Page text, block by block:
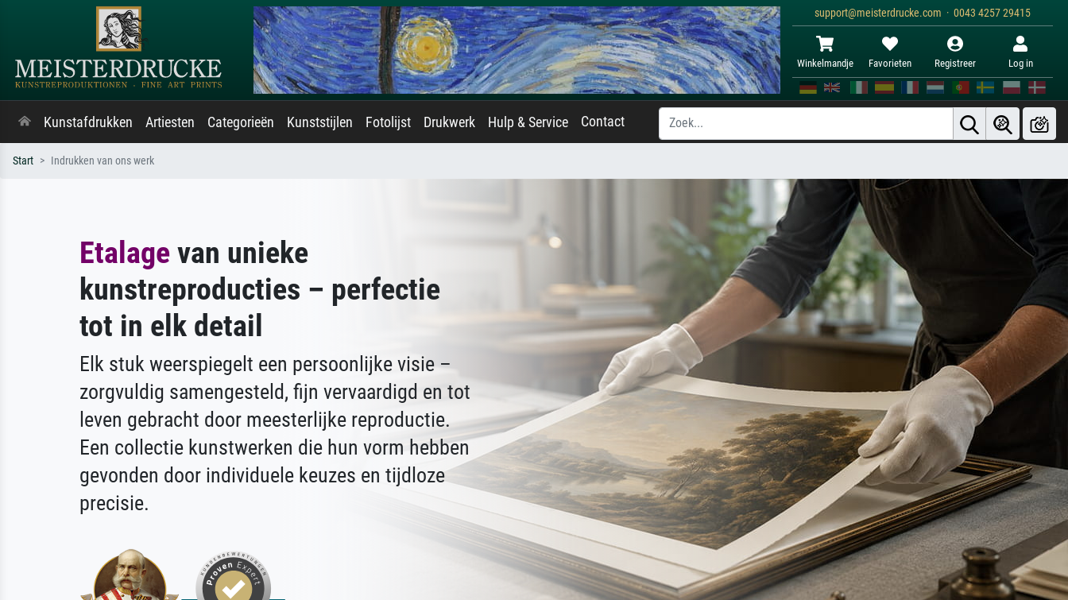
support@meisterdrucke.com · 0043 4257 29415
Winkelmandje Favorieten Registreer Log in
Kunstafdrukken Artiesten Categorieën Kunststijlen Fotolijst Drukwerk Hulp & Service Contact
Start Indrukken van ons werk
Etalage van unieke
kunstreproducties – perfectie
tot in elk detail
Elk stuk weerspiegelt een persoonlijke visie –
zorgvuldig samengesteld, fijn vervaardigd en tot
leven gebracht door meesterlijke reproductie.
Een collectie kunstwerken die hun vorm hebben
gevonden door individuele keuzes en tijdloze
precisie.